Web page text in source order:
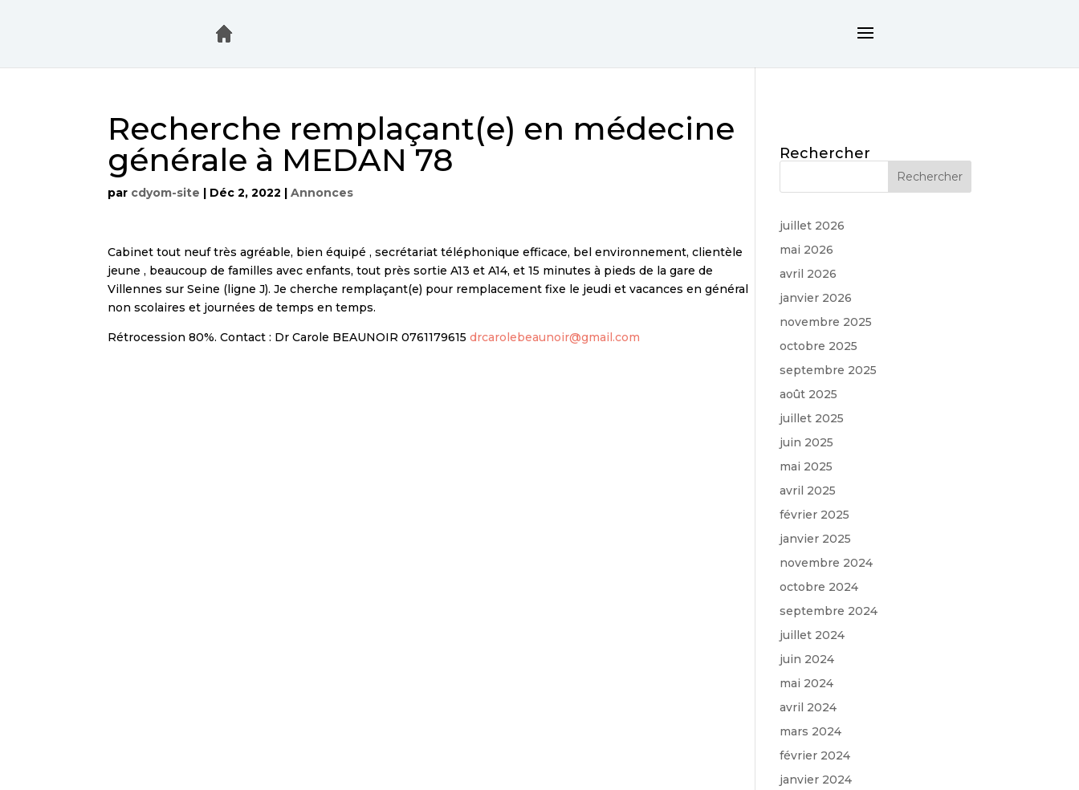
Recherche remplaçant(e) en médecine
générale à MEDAN 78
par cdyom-site | Déc 2, 2022 |Annonces
Cabinet tout neuf très agréable, bien équipé , secrétariat téléphonique efficace, bel environnement, clientèle
jeune , beaucoup de familles avec enfants, tout près sortie A13 et A14, et 15 minutes à pieds de la gare de
Villennes sur Seine (ligne J). Je cherche remplaçant(e) pour remplacement fixe le jeudi et vacances en général
non scolaires et journées de temps en temps.
Rétrocession 80%. Contact : Dr Carole BEAUNOIR 0761179615drcarolebeaunoir@gmail.com
Rechercher
juillet 2026
mai 2026
avril 2026
janvier 2026
novembre 2025
octobre 2025
septembre 2025
août 2025
juillet 2025
juin 2025
mai 2025
avril 2025
février 2025
janvier 2025
novembre 2024
octobre 2024
septembre 2024
juillet 2024
juin 2024
mai 2024
avril 2024
mars 2024
février 2024
janvier 2024